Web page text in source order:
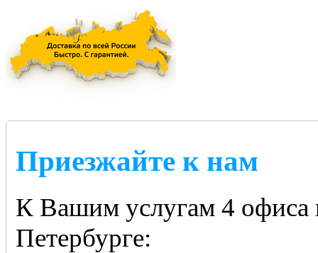
Приезжайте к нам
К Вашим услугам 4 офиса
Петербурге: